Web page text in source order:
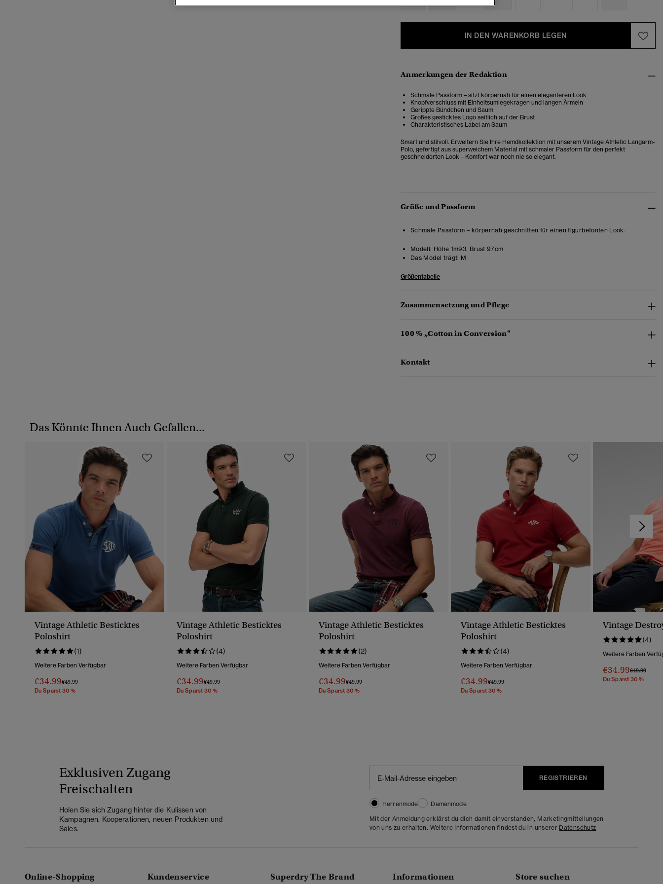
IN DEN WARENKORB LEGEN
Anmerkungen der Redaktion
Schmale Passform – sitzt körpernah für einen eleganteren Look
Knopfverschluss mit Einheitsumlegekragen und langen Ärmeln
Gerippte Bündchen und Saum
Großes gesticktes Logo seitlich auf der Brust
Charakteristisches Label am Saum
Smart und stilvoll. Erweitern Sie Ihre Hemdkollektion mit unserem Vintage Athletic Langarm-
Polo, gefertigt aus superweichem Material mit schmaler Passform für den perfekt
geschneiderten Look – Komfort war noch nie so elegant.
Größe und Passform
Schmale Passform – körpernah geschnitten für einen figurbetonten Look.
Modell: Höhe 1m93. Brust 97cm
Das Model trägt: M
Größentabelle
Zusammensetzung und Pflege
100 % „Cotton in Conversion“
Kontakt
Das Könnte Ihnen Auch Gefallen...
Vintage Athletic Besticktes
Poloshirt
(1)
Weitere Farben Verfügbar
€34.99Preis Wurde Reduziert Von
€49.99Bis
Du Sparst 30 %
Vintage Athletic Besticktes
Poloshirt
(4)
Weitere Farben Verfügbar
€34.99Preis Wurde Reduziert Von
€49.99Bis
Du Sparst 30 %
Vintage Athletic Besticktes
Poloshirt
(2)
Weitere Farben Verfügbar
€34.99Preis Wurde Reduziert Von
€49.99Bis
Du Sparst 30 %
Vintage Athletic Besticktes
Poloshirt
(4)
Weitere Farben Verfügbar
€34.99Preis Wurde Reduziert Von
€49.99Bis
Du Sparst 30 %
Vintage
(4)
Weitere Farben
€34.99Preis Wurde
€49.99Bis
Du Sparst 30 %
Exklusiven Zugang
Freischalten
Holen Sie sich Zugang hinter die Kulissen von
Kampagnen, Kooperationen, neuen Produkten und
Sales.
REGISTRIEREN
Herrenmode
Damenmode
Mit der Anmeldung erklärst du dich damit einverstanden, Marketingmitteilungen
von uns zu erhalten. Weitere Informationen findest du in unserer Datenschutz
Online-Shopping Kundenservice Superdry The Brand Informationen Store suchen